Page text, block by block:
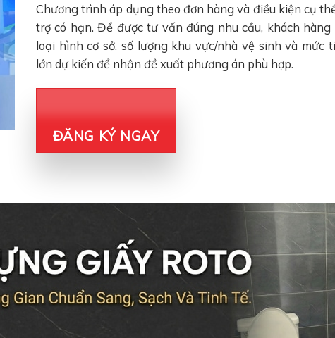
Chương trình áp dụng theo đơn hàng và điều kiện cụ
trợ có hạn. Để được tư vấn đúng nhu cầu, khách hàng
loại hình cơ sở, số lượng khu vực/nhà vệ sinh và mức
lớn dự kiến để nhận đề xuất phương án phù hợp.
ĐĂNG KÝ NGAY